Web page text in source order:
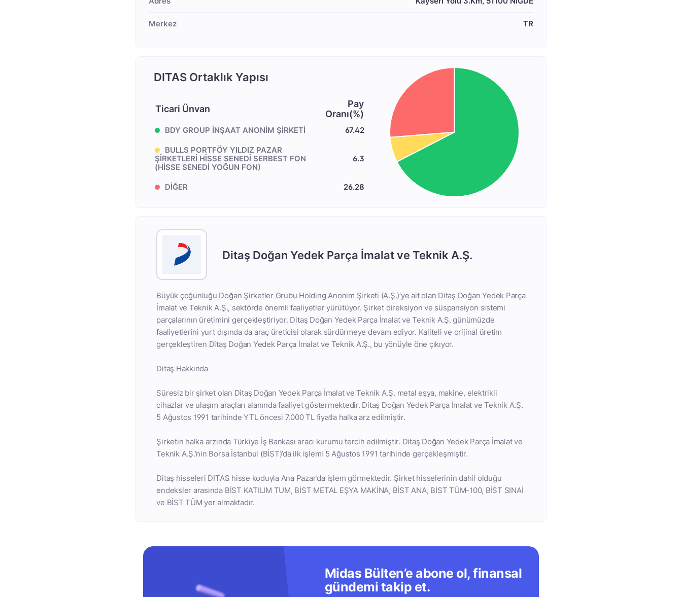
Merkez TR
DITAS Ortaklık Yapısı
Ticari Ünvan
Pay
Oranı(%)
BDY GROUP İNŞAAT ANONİM ŞİRKETİ 67.42
BULLS PORTFÖY YILDIZ PAZAR
ŞİRKETLERİ HİSSE SENEDİ SERBEST FON
(HİSSE SENEDİ YOĞUN FON)
6.3
DİĞER 26.28
Ditaş Doğan Yedek Parça İmalat ve Teknik A.Ş.
Büyük çoğunluğu Doğan Şirketler Grubu Holding Anonim Şirketi (A.Ş.)’ye ait olan Ditaş Doğan Yedek Parça
İmalat ve Teknik A.Ş., sektörde önemli faaliyetler yürütüyor. Şirket direksiyon ve süspansiyon sistemi
parçalarının üretimini gerçekleştiriyor. Ditaş Doğan Yedek Parça İmalat ve Teknik A.Ş. günümüzde
faaliyetlerini yurt dışında da araç üreticisi olarak sürdürmeye devam ediyor. Kaliteli ve orijinal üretim
gerçekleştiren Ditaş Doğan Yedek Parça İmalat ve Teknik A.Ş., bu yönüyle öne çıkıyor.
Ditaş Hakkında
Süresiz bir şirket olan Ditaş Doğan Yedek Parça İmalat ve Teknik A.Ş. metal eşya, makine, elektrikli
cihazlar ve ulaşım araçları alanında faaliyet göstermektedir. Ditaş Doğan Yedek Parça İmalat ve Teknik A.Ş.
5 Ağustos 1991 tarihinde YTL öncesi 7.000 TL fiyatla halka arz edilmiştir.
Şirketin halka arzında Türkiye İş Bankası aracı kurumu tercih edilmiştir. Ditaş Doğan Yedek Parça İmalat ve
Teknik A.Ş.’nin Borsa İstanbul (BİST)’da ilk işlemi 5 Ağustos 1991 tarihinde gerçekleşmiştir.
Ditaş hisseleri DITAS hisse koduyla Ana Pazar’da işlem görmektedir. Şirket hisselerinin dahil olduğu
endeksler arasında BİST KATILIM TUM, BİST METAL EŞYA MAKİNA, BİST ANA, BİST TÜM-100, BİST SINAİ
ve BİST TÜM yer almaktadır.
Midas Bülten’e abone ol, finansal
gündemi takip et.